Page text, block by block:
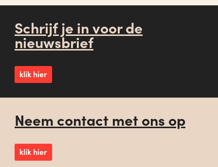
Schrijf je in voor de
nieuwsbrief
klik hier
Neem contact met ons op
klik hier